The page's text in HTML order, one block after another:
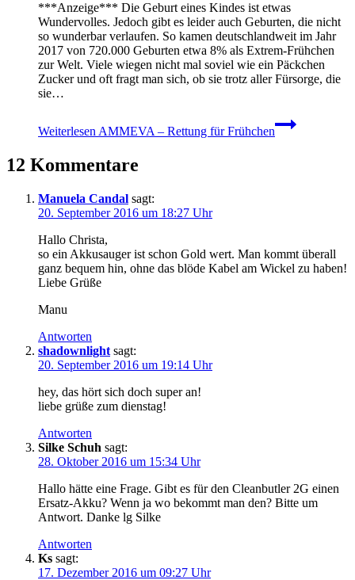
***Anzeige*** Die Geburt eines Kindes ist etwas
Wundervolles. Jedoch gibt es leider auch Geburten, die nicht
so wunderbar verlaufen. So kamen deutschlandweit im Jahr
2017 von 720.000 Geburten etwa 8% als Extrem-Frühchen
zur Welt. Viele wiegen nicht mal soviel wie ein Päckchen
Zucker und oft fragt man sich, ob sie trotz aller Fürsorge, die
sie…
Weiterlesen AMMEVA – Rettung für Frühchen
12 Kommentare
Manuela Candal sagt:
20. September 2016 um 18:27 Uhr
Hallo Christa,
so ein Akkusauger ist schon Gold wert. Man kommt überall
ganz bequem hin, ohne das blöde Kabel am Wickel zu haben!
Liebe Grüße
Manu
Antworten
shadownlight sagt:
20. September 2016 um 19:14 Uhr
hey, das hört sich doch super an!
liebe grüße zum dienstag!
Antworten
Silke Schuh sagt:
28. Oktober 2016 um 15:34 Uhr
Hallo hätte eine Frage. Gibt es für den Cleanbutler 2G einen
Ersatz-Akku? Wenn ja wo bekommt man den? Bitte um
Antwort. Danke lg Silke
Antworten
Ks sagt:
17. Dezember 2016 um 09:27 Uhr